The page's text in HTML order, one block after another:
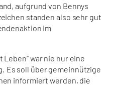
aufgrund von Bennys
standen also sehr gut
im
Leben“ war nie nur eine
Es soll über gemeinnützige
informiert werden, die